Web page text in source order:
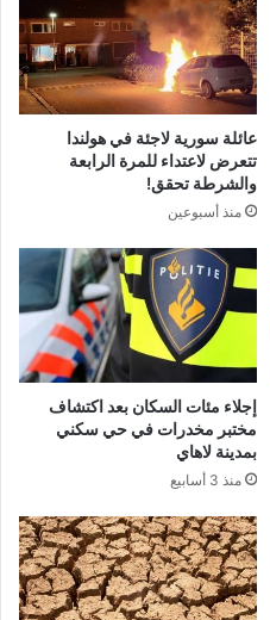
عائلة سورية لاجئة في هولندا
تتعرض لاعتداء للمرة الرابعة
والشرطة تحقق!
منذ أسبوعين
إجلاء مئات السكان بعد اكتشاف
مختبر مخدرات في حي سكني
بمدينة لاهاي
منذ 3 أسابيع